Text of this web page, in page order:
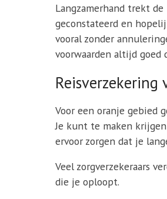
Langzamerhand trekt
geconstateerd en
vooral zonder
voorwaarden altijd
Voor een oranje gebied
Je kunt te maken
ervoor zorgen dat je
Veel zorgverzekeraars
die je oploopt.